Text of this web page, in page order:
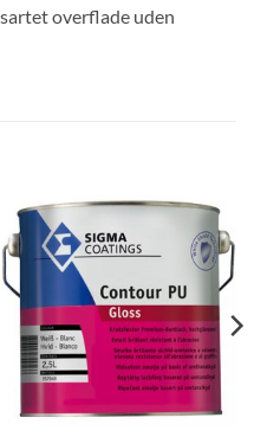
overflade uden